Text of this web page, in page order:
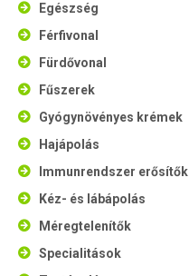
Egészség
Férfivonal
Fürdővonal
Fűszerek
Gyógynövényes krémek
Hajápolás
Immunrendszer erősítők
Kéz- és lábápolás
Méregtelenítők
Specialitások